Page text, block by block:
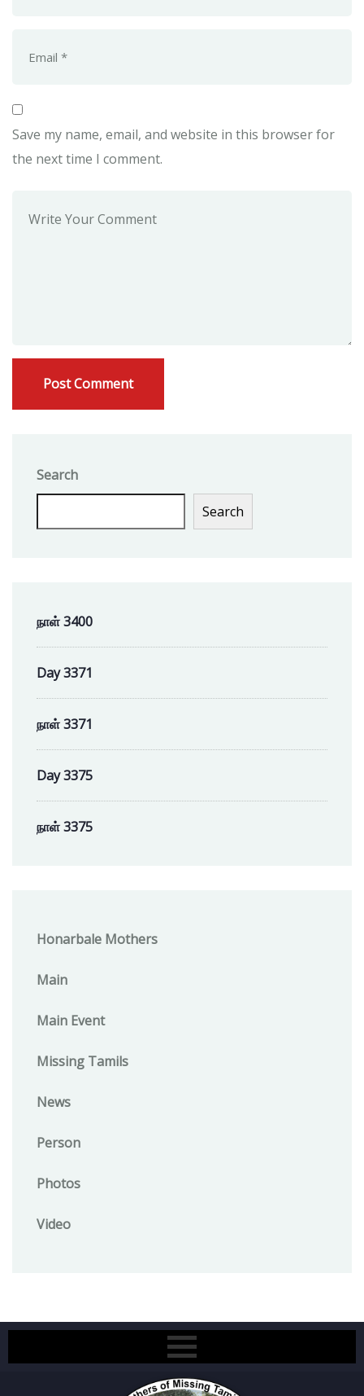
Save my name, email, and website in this browser for
the next time I comment.
Search
Search
நாள் 3400
Day 3371
நாள் 3371
Day 3375
நாள் 3375
Honarbale Mothers
Main
Main Event
Missing Tamils
News
Person
Photos
Video